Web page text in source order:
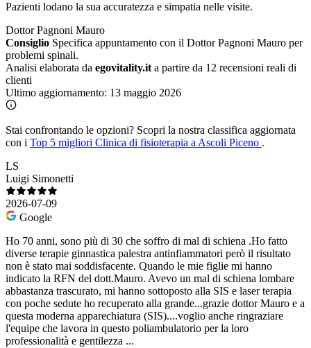
Pazienti lodano la sua accuratezza e simpatia nelle visite.
Dottor Pagnoni Mauro
Consiglio Specifica appuntamento con il Dottor Pagnoni Mauro per
problemi spinali.
Analisi elaborata da egovitality.it a partire da 12 recensioni reali di
clienti
Ultimo aggiornamento: 13 maggio 2026
Stai confrontando le opzioni? Scopri la nostra classifica aggiornata
con i Top 5 migliori Clinica di fisioterapia a Ascoli Piceno .
LS
Luigi Simonetti
2026-07-09
Google
Ho 70 anni, sono più di 30 che soffro di mal di schiena .Ho fatto
diverse terapie ginnastica palestra antinfiammatori però il risultato
non è stato mai soddisfacente. Quando le mie figlie mi hanno
indicato la RFN del dott.Mauro. Avevo un mal di schiena lombare
abbastanza trascurato, mi hanno sottoposto alla SIS e laser terapia
con poche sedute ho recuperato alla grande...grazie dottor Mauro e a
questa moderna apparechiatura (SIS)....voglio anche ringraziare
l'equipe che lavora in questo poliambulatorio per la loro
professionalità e gentilezza ...